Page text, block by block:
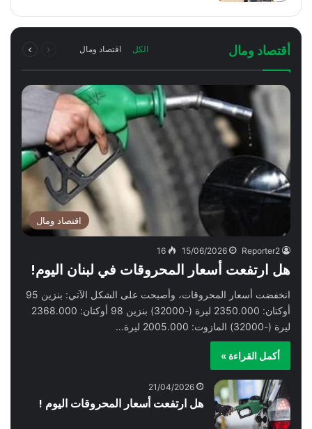
أقتصاد ومال الكل اقتصاد ومال
الصفحة
اقتصاد ومال
Reporter2
15/06/2026
16
هل ارتفعت أسعار المحروقات في لبنان اليوم!
انخفضت أسعار المحروقات، وأصبحت على الشكل الآتي: بنزين 95
أوكتان: 2350.000 ليرة (-32000) بنزين 98 أوكتان: 2368.000
ليرة (-32000) المازوت: 2005.000 ليرة…
أكمل القراءة »
21/04/2026
هل ارتفعت أسعار المحروقات اليوم !